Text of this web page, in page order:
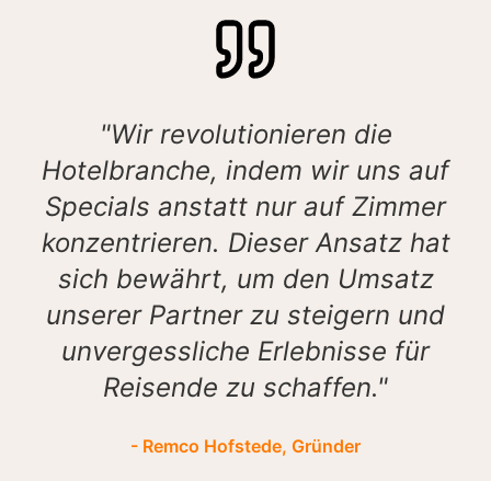
"Wir revolutionieren die
Hotelbranche, indem wir uns auf
Specials anstatt nur auf Zimmer
konzentrieren. Dieser Ansatz hat
sich bewährt, um den Umsatz
unserer Partner zu steigern und
unvergessliche Erlebnisse für
Reisende zu schaffen."
- Remco Hofstede, Gründer